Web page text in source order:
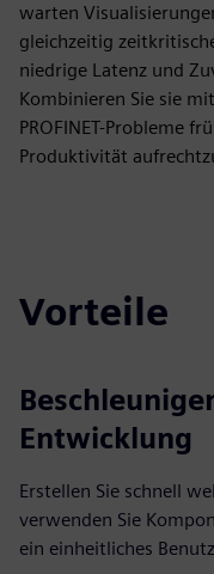
warten
gleichzeitig
niedrige Latenz und
Kombinieren Sie sie
PROFINET-Probleme
Produktivität
Vorteile
Entwicklung
Erstellen Sie schnell
verwenden Sie
ein einheitliches